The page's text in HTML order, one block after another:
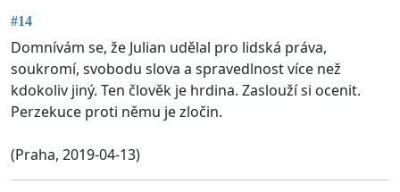
#14
Domnívám se, že Julian udělal pro lidská práva,
soukromí, svobodu slova a spravedlnost více než
kdokoliv jiný. Ten člověk je hrdina. Zaslouží si ocenit.
Perzekuce proti němu je zločin.
(Praha, 2019-04-13)